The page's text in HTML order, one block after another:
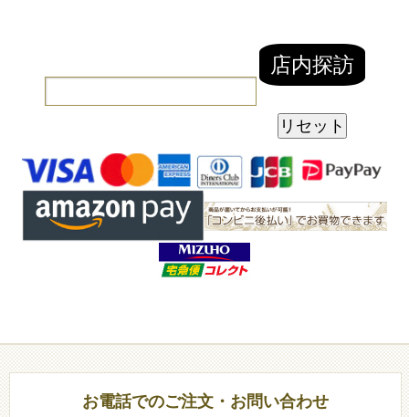
お電話でのご注文・お問い合わせ